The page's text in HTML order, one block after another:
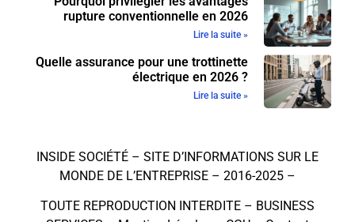
rupture conventionnelle en 2026
Lire la suite »
Quelle assurance pour une trottinette
électrique en 2026 ?
Lire la suite »
INSIDE SOCIÉTÉ – SITE D’INFORMATIONS SUR LE
MONDE DE L’ENTREPRISE – 2016-2025 –
TOUTE REPRODUCTION INTERDITE – BUSINESS